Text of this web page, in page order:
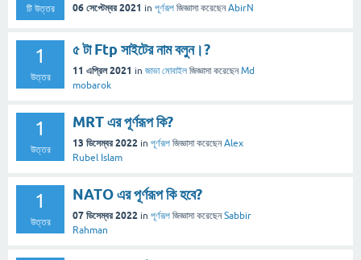
টি উত্তর 06 সেপ্টেম্বর 2021 in পূর্ণরূপ জিজ্ঞাসা করেছেনAbirN
1
উত্তর
৫ টা Ftp সাইটের নাম বলুন।?
11 এপ্রিল 2021 in জাভা মোবাইল জিজ্ঞাসা করেছেনMd
mobarok
1
উত্তর
MRT এর পূর্ণরূপ কি?
13 ডিসেম্বর 2022 in পূর্ণরূপ জিজ্ঞাসা করেছেনAlex
Rubel Islam
1
উত্তর
NATO এর পূর্ণরূপ কি হবে?
07 ডিসেম্বর 2022 in পূর্ণরূপ জিজ্ঞাসা করেছেনSabbir
Rahman